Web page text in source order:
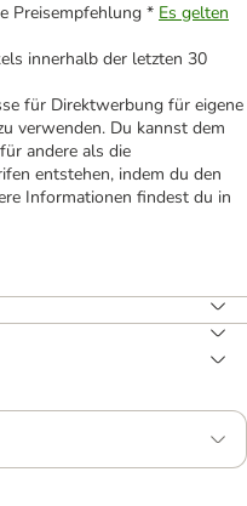
Preisempfehlung * Es gelten
innerhalb der letzten 30
für Direktwerbung für eigene
verwenden. Du kannst dem
andere als die
entstehen, indem du den
Informationen findest du in